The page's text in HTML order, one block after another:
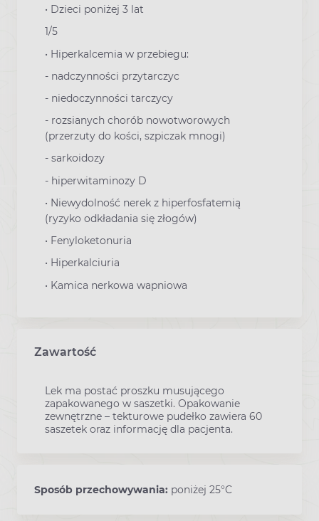
• Dzieci poniżej 3 lat
1/5
• Hiperkalcemia w przebiegu:
- nadczynności przytarczyc
- niedoczynności tarczycy
- rozsianych chorób nowotworowych
(przerzuty do kości, szpiczak mnogi)
- sarkoidozy
- hiperwitaminozy D
• Niewydolność nerek z hiperfosfatemią
(ryzyko odkładania się złogów)
• Fenyloketonuria
• Hiperkalciuria
• Kamica nerkowa wapniowa
Zawartość
Lek ma postać proszku musującego
zapakowanego w saszetki. Opakowanie
zewnętrzne – tekturowe pudełko zawiera 60
saszetek oraz informację dla pacjenta.
Sposób przechowywania: poniżej 25°C